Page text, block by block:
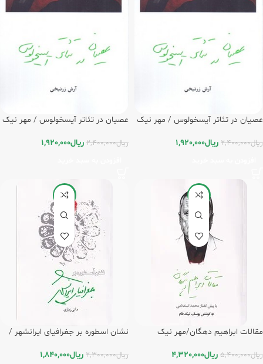
عصیان در تئاتر آیسخولوس / مهر نیک
ریال2,400,000 ریال1,920,000
عصیان در تئاتر آیسخولوس / مهر نیک
ریال2,400,000 ریال1,920,000
-20%
مقالات ابراهیم دهگان/مهر نیک
ریال5,400,000 ریال4,320,000
-20%
نشان اسطوره بر جغرافیای ایرانشهر /
ریال2,300,000 ریال1,840,000